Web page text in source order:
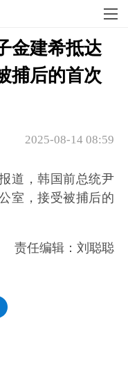
金建希抵达
捕后的首次
2025-08-14 08:59
道，韩国前总统尹
室，接受被捕后的
责任编辑：刘聪聪